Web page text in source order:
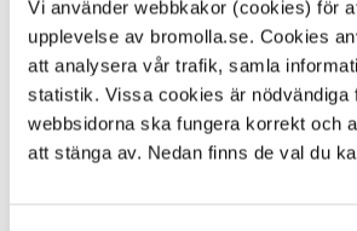
Vi använder webbkakor (cookies) för
upplevelse av bromolla.se. Cookies
att analysera vår trafik, samla
statistik. Vissa cookies är nödvändiga
webbsidorna ska fungera korrekt och
att stänga av. Nedan finns de val du
1 March 2026
Webbsida
självständighet och ge dem
taöveransvaret för sin fritid.